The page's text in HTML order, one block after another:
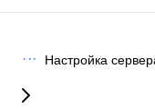
··· Настройка